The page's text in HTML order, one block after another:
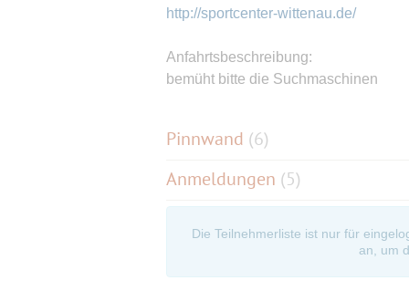
http://sportcenter-wittenau.de/
Anfahrtsbeschreibung:
bemüht bitte die Suchmaschinen
Pinnwand (6)
Anmeldungen (5)
Die Teilnehmerliste ist nur für
an, um